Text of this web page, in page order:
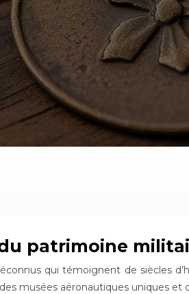
patrimoine
qui témoignent de siècles
musées aéronautiques uniques et